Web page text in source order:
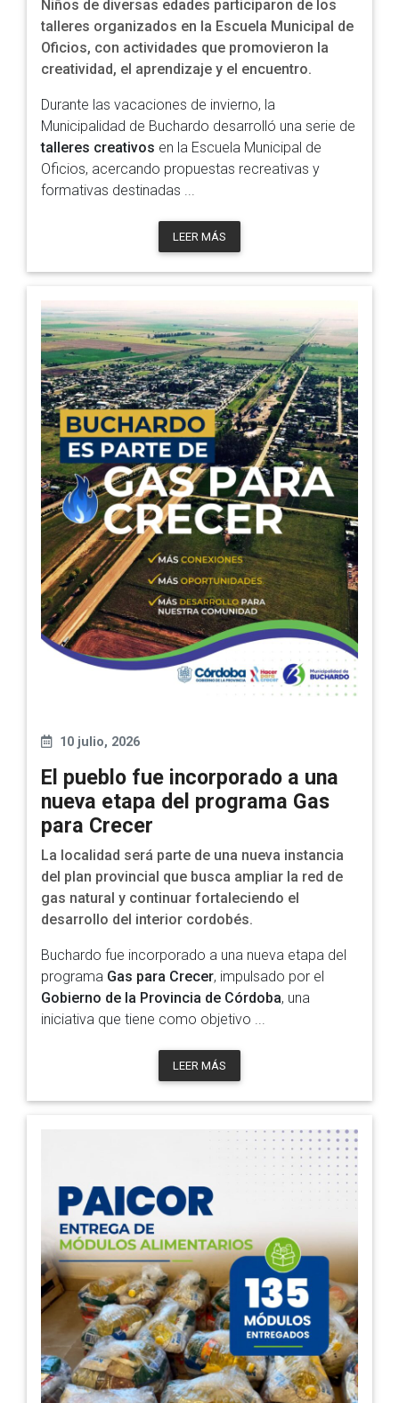
Niños de diversas edades participaron de los
talleres organizados en la Escuela Municipal de
Oficios, con actividades que promovieron la
creatividad, el aprendizaje y el encuentro.
Durante las vacaciones de invierno, la
Municipalidad de Buchardo desarrolló una serie de
talleres creativos en la Escuela Municipal de
Oficios, acercando propuestas recreativas y
formativas destinadas ...
LEER MÁS
10 julio, 2026
El pueblo fue incorporado a una
nueva etapa del programa Gas
para Crecer
La localidad será parte de una nueva instancia
del plan provincial que busca ampliar la red de
gas natural y continuar fortaleciendo el
desarrollo del interior cordobés.
Buchardo fue incorporado a una nueva etapa del
programa Gas para Crecer, impulsado por el
Gobierno de la Provincia de Córdoba, una
iniciativa que tiene como objetivo ...
LEER MÁS